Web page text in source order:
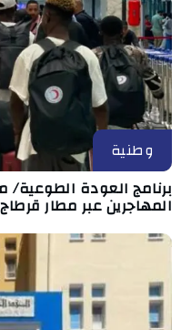
وطنية
برنامج العودة
المهاجرين عبر مطار قرطاج